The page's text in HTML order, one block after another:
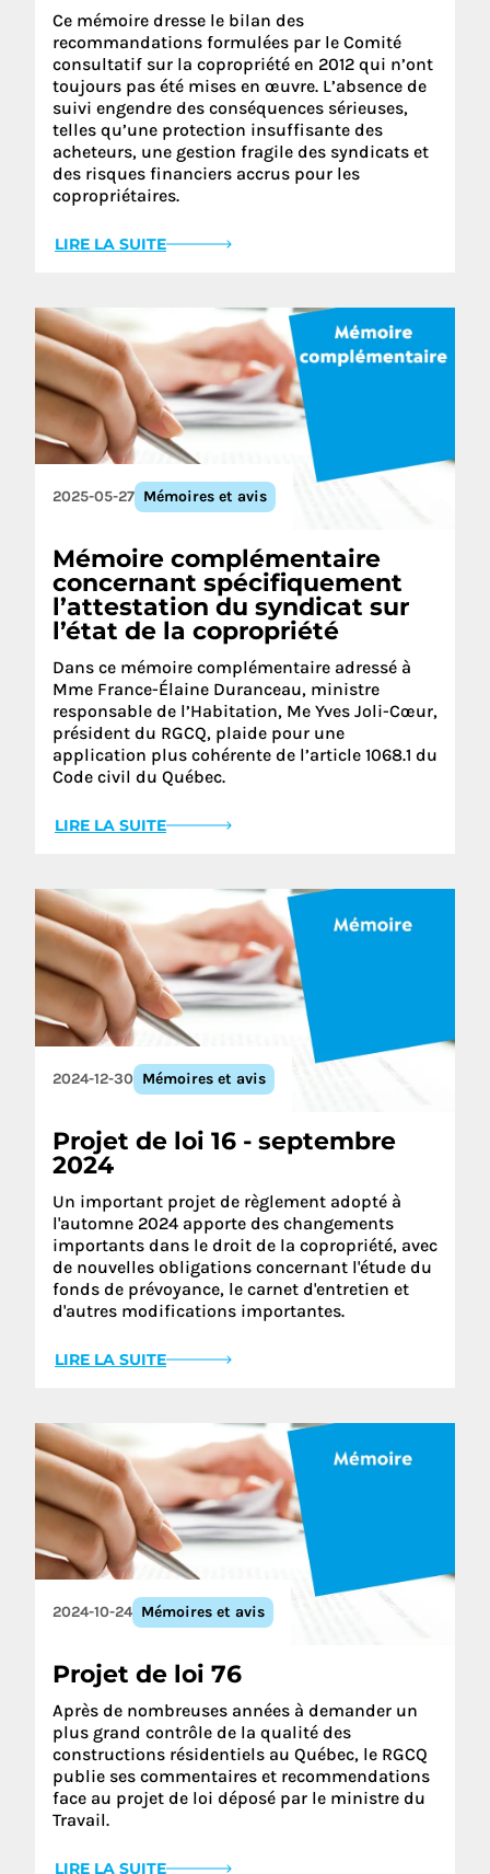
Ce mémoire dresse le bilan des
recommandations formulées par le Comité
consultatif sur la copropriété en 2012 qui n’ont
toujours pas été mises en œuvre. L’absence de
suivi engendre des conséquences sérieuses,
telles qu’une protection insuffisante des
acheteurs, une gestion fragile des syndicats et
des risques financiers accrus pour les
copropriétaires.
LIRE LA SUITE
2025-05-27 Mémoires et avis
Mémoire complémentaire
concernant spécifiquement
l’attestation du syndicat sur
l’état de la copropriété
Dans ce mémoire complémentaire adressé à
Mme France-Élaine Duranceau, ministre
responsable de l’Habitation, Me Yves Joli-Cœur,
président du RGCQ, plaide pour une
application plus cohérente de l’article 1068.1 du
Code civil du Québec.
LIRE LA SUITE
2024-12-30 Mémoires et avis
Projet de loi 16 - septembre
2024
Un important projet de règlement adopté à
l'automne 2024 apporte des changements
importants dans le droit de la copropriété, avec
de nouvelles obligations concernant l'étude du
fonds de prévoyance, le carnet d'entretien et
d'autres modifications importantes.
LIRE LA SUITE
2024-10-24 Mémoires et avis
Projet de loi 76
Après de nombreuses années à demander un
plus grand contrôle de la qualité des
constructions résidentiels au Québec, le RGCQ
publie ses commentaires et recommendations
face au projet de loi déposé par le ministre du
Travail.
LIRE LA SUITE